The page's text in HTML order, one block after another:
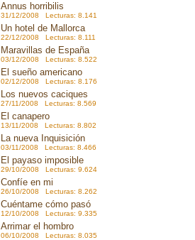
Annus horribilis
31/12/2008 Lecturas: 8.141
Un hotel de Mallorca
22/12/2008 Lecturas: 8.111
Maravillas de España
03/12/2008 Lecturas: 8.522
El sueño americano
02/12/2008 Lecturas: 8.176
Los nuevos caciques
27/11/2008 Lecturas: 8.569
El canapero
13/11/2008 Lecturas: 8.802
La nueva Inquisición
03/11/2008 Lecturas: 8.466
El payaso imposible
29/10/2008 Lecturas: 9.624
Confíe en mi
26/10/2008 Lecturas: 8.262
Cuéntame cómo pasó
12/10/2008 Lecturas: 9.335
Arrimar el hombro
06/10/2008 Lecturas: 8.035